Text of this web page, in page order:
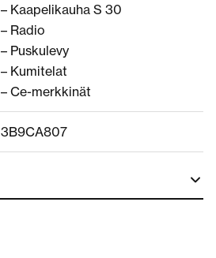
– Kaapelikauha S 30
– Radio
– Puskulevy
– Kumitelat
– Ce-merkkinät
3B9CA807